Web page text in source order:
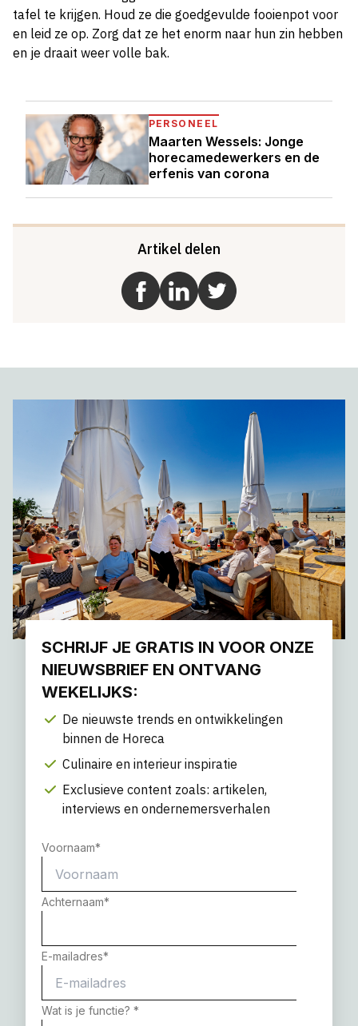
tafel te krijgen. Houd ze die goedgevulde fooienpot voor
en leid ze op. Zorg dat ze het enorm naar hun zin hebben
en je draait weer volle bak.
PERSONEEL
Maarten Wessels: Jonge
horecamedewerkers en de
erfenis van corona
Artikel delen
SCHRIJF JE GRATIS IN VOOR ONZE
NIEUWSBRIEF EN ONTVANG
WEKELIJKS:
De nieuwste trends en ontwikkelingen
binnen de Horeca
Culinaire en interieur inspiratie
Exclusieve content zoals: artikelen,
interviews en ondernemersverhalen
Voornaam*
Achternaam*
E-mailadres*
Wat is je functie? *